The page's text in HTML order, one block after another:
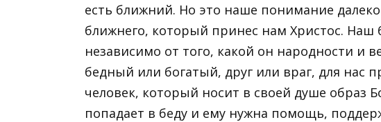
есть ближний. Но это наше понимание далеко
ближнего, который принес нам Христос. Наш
независимо от того, какой он народности и
бедный или богатый, друг или враг, для нас
человек, который носит в своей душе образ
попадает в беду и ему нужна помощь,